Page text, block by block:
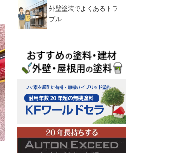
外壁塗装でよくあるトラ
ブル